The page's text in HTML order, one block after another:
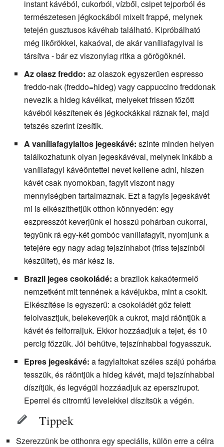
instant kávéból, cukorból, vízből, csipet tejporból és
természetesen jégkockából mixelt frappé, melynek
tetején gusztusos kávéhab található. Kipróbálható
még likőrökkel, kakaóval, de akár vaníliafagyival is
társítva - bár ez viszonylag ritka a görögöknél.
Az olasz freddo: az olaszok egyszerűen espresso
freddo-nak (freddo=hideg) vagy cappuccino freddonak
nevezik a hideg kávéikat, melyeket frissen főzött
kávéból készítenek és jégkockákkal ráznak fel, majd
tetszés szerint ízesítik.
A vaníliafagylaltos jegeskávé: szinte minden helyen
találkozhatunk olyan jegeskávéval, melynek inkább a
vaníliafagyi kávéöntettel nevet kellene adni, hiszen
kávét csak nyomokban, fagyit viszont nagy
mennyiségben tartalmaznak. Ezt a fagyis jegeskávét
mi is elkészíthetjük otthon könnyedén: egy
eszpresszót keverjünk el hosszú pohárban cukorral,
tegyünk rá egy-két gombóc vaníliafagyit, nyomjunk a
tetejére egy nagy adag tejszínhabot (friss tejszínből
készültet), és már kész is.
Brazil jeges csokoládé: a brazilok kakaótermelő
nemzetként mit tennének a kávéjukba, mint a csokit.
Elkészítése is egyszerű: a csokoládét gőz felett
felolvasztjuk, belekeverjük a cukrot, majd ráöntjük a
kávét és felforraljuk. Ekkor hozzáadjuk a tejet, és 10
percig főzzük. Jól behűtve, tejszínhabbal fogyasszuk.
Epres jegeskávé: a fagylaltokat széles szájú pohárba
tesszük, és ráöntjük a hideg kávét, majd tejszínhabbal
díszítjük, és legvégül hozzáadjuk az eperszirupot.
Eperrel és citromfű levelekkel díszítsük a végén.
Tippek
Szerezzünk be otthonra egy speciális, külön erre a célra